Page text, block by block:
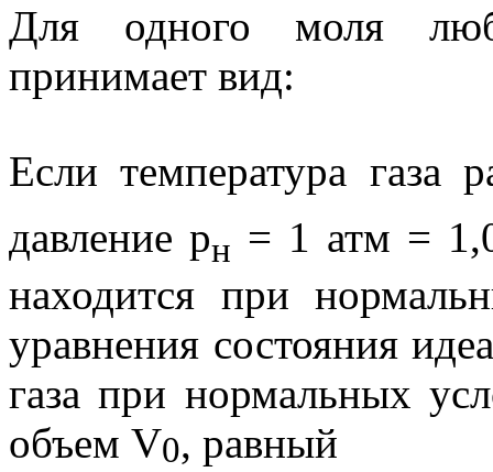
Для одного моля
принимает вид:
Если температура газа
давление pн = 1 атм =
находится при
уравнения состояния
газа при нормальных
объем V0, равный